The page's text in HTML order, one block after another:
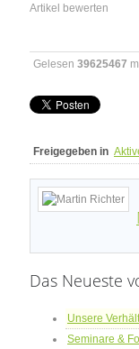
Artikel bewerten
Gelesen 39625467
Freigegeben in
Das Neueste
Unsere
Seminare &